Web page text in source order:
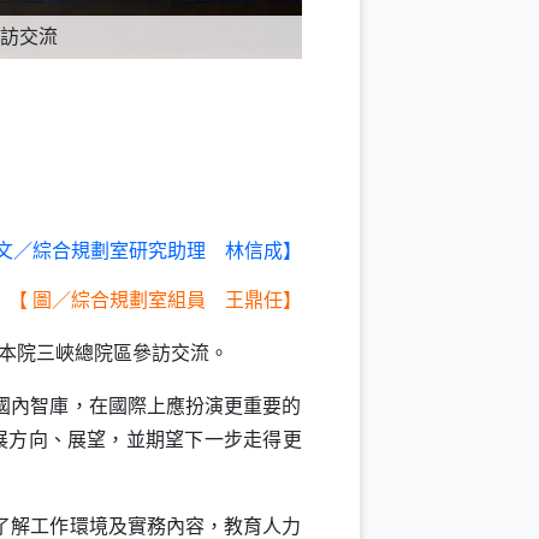
交流
／綜合規劃室研究助理 林信成】
【 圖／綜合規劃室組員 王鼎任】
院三峽總院區參訪交流。
智庫，在國際上應扮演更重要的
向、展望，並期望下一步走得更
工作環境及實務內容，教育人力